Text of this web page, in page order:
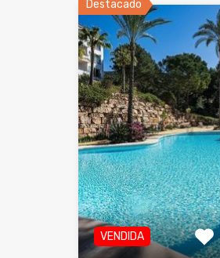
Destacado
VENDIDA